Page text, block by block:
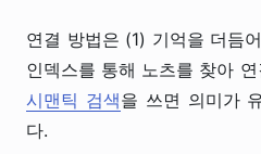
연결 방법은 (1) 기억을 더듬
인덱스를 통해 노츠를 찾아
시맨틱 검색을 쓰면 의미가
다.